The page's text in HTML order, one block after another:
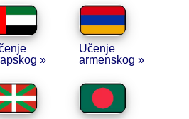
»
Učenje
armenskog »